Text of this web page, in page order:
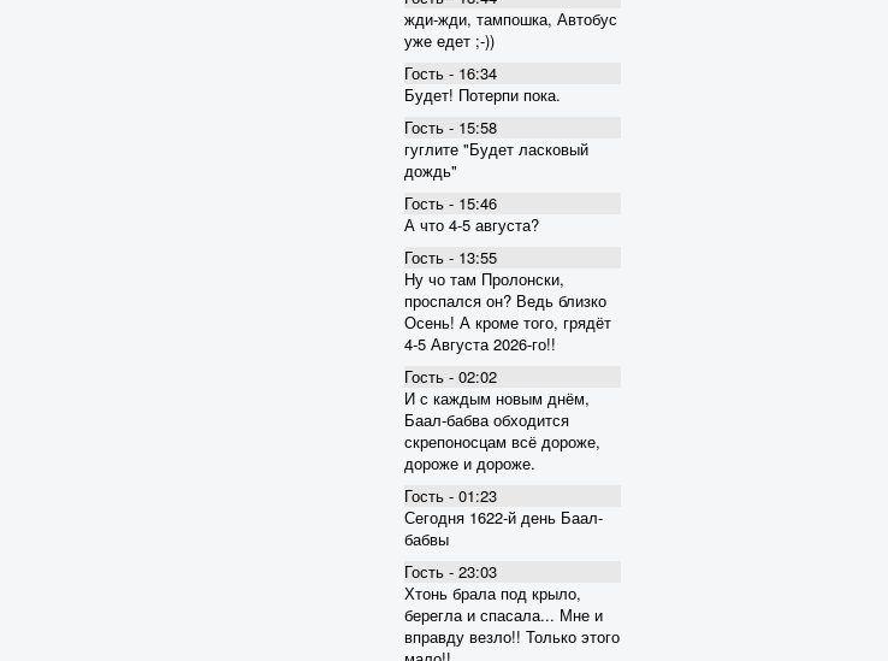
жди-жди, тампошка, Автобус
уже едет ;-))
Гость - 16:34
Будет! Потерпи пока.
Гость - 15:58
гуглите "Будет ласковый
дождь"
Гость - 15:46
А что 4-5 августа?
Гость - 13:55
Ну чо там Пролонски,
проспался он? Ведь близко
Осень! А кроме того, грядёт
4-5 Августа 2026-го!!
Гость - 02:02
И с каждым новым днём,
Баал-бабва обходится
скрепоносцам всё дороже,
дороже и дороже.
Гость - 01:23
Сегодня 1622-й день Баал-
бабвы
Гость - 23:03
Хтонь брала под крыло,
берегла и спасала... Мне и
вправду везло!! Только этого